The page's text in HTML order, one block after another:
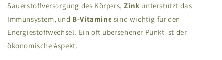
Sauerstoffversorgung des Körpers,Zink unterstützt das
Immunsystem, und B-Vitamine sind wichtig für den
Energiestoffwechsel. Ein oft übersehener Punkt ist der
ökonomische Aspekt.